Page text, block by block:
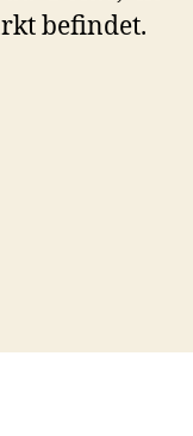
befindet.